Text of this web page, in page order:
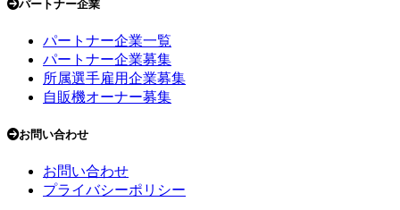
パートナー企業
パートナー企業一覧
パートナー企業募集
所属選手雇用企業募集
自販機オーナー募集
お問い合わせ
お問い合わせ
プライバシーポリシー